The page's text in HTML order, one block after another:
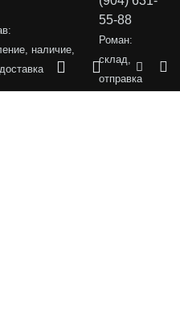
наличие,
55-88
Роман:
склад,
отправка